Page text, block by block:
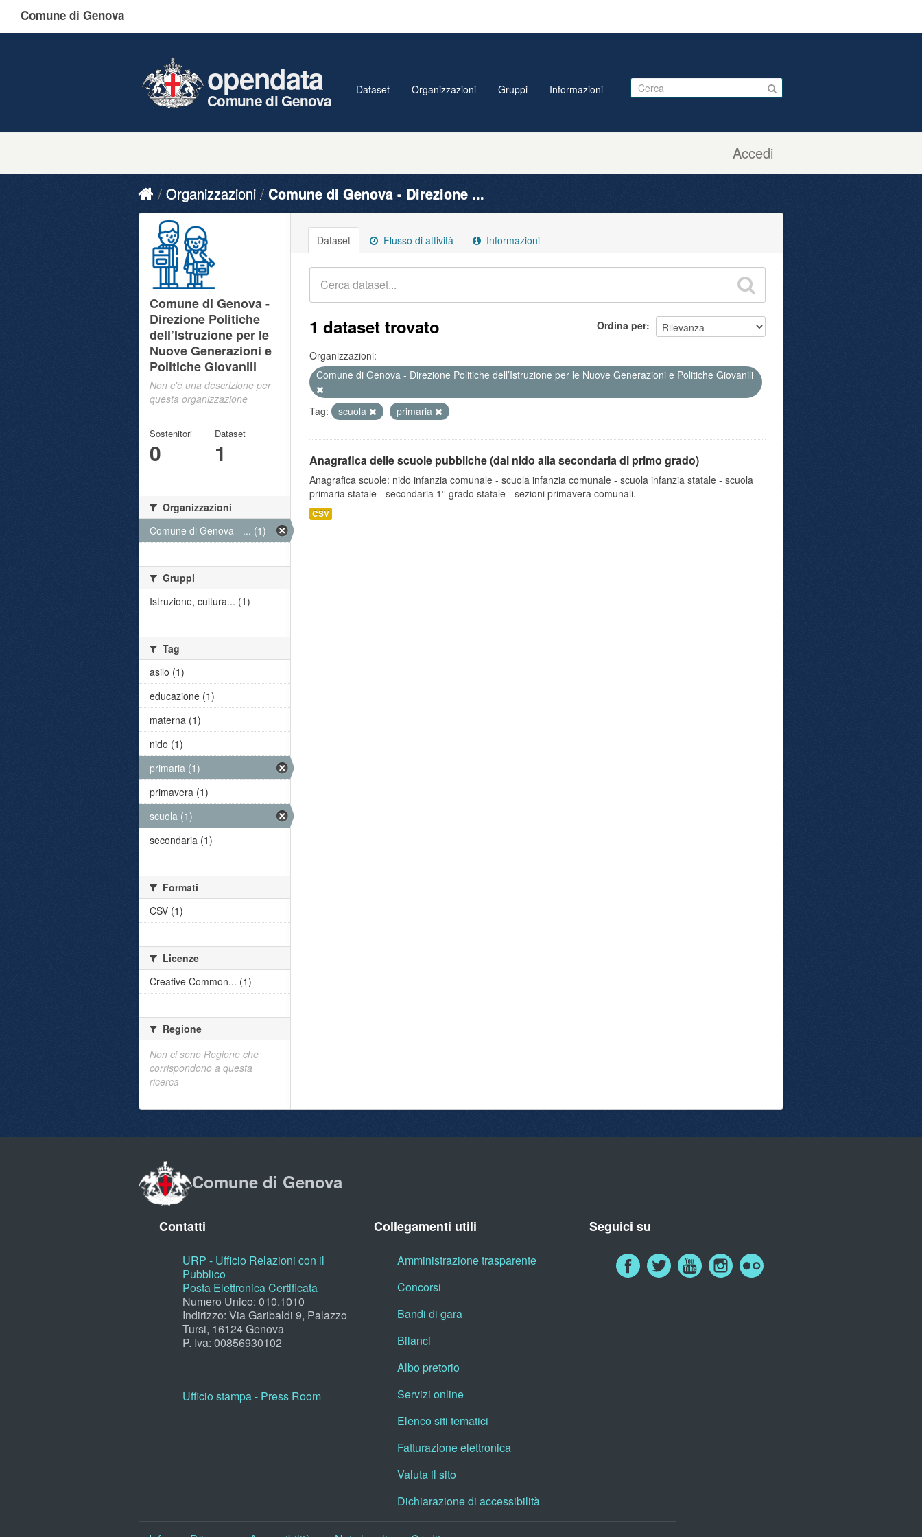
Comune di Genova
Accedi
opendata
Comune di Genova
Dataset Organizzazioni Gruppi Informazioni
Organizzazioni Comune di Genova - Direzione ...
Dataset Flusso di attività Informazioni
Ordina per
1 dataset trovato
Organizzazioni:
Comune di Genova - Direzione Politiche dell’Istruzione per le Nuove Generazioni e Politiche Giovanili
Tag: scuola primaria
Anagrafica delle scuole pubbliche (dal nido alla secondaria di primo grado)
Anagrafica scuole: nido infanzia comunale - scuola infanzia comunale - scuola infanzia statale - scuola
primaria statale - secondaria 1° grado statale - sezioni primavera comunali.
CSV
Comune di Genova -
Direzione Politiche
dell’Istruzione per le
Nuove Generazioni e
Politiche Giovanili
Non c'è una descrizione per
questa organizzazione
Sostenitori
0
Dataset
1
Organizzazioni
Comune di Genova - ... (1)
Gruppi
Istruzione, cultura... (1)
Tag
asilo (1)
educazione (1)
materna (1)
nido (1)
primaria (1)
primavera (1)
scuola (1)
secondaria (1)
Formati
CSV (1)
Licenze
Creative Common... (1)
Regione
Non ci sono Regione che
corrispondono a questa
ricerca
Comune di Genova
Contatti
URP - Ufficio Relazioni con il
Pubblico
Posta Elettronica Certificata
Numero Unico: 010.1010
Indirizzo: Via Garibaldi 9, Palazzo
Tursi, 16124 Genova
P. Iva: 00856930102
Ufficio stampa - Press Room
Collegamenti utili
Amministrazione trasparente
Concorsi
Bandi di gara
Bilanci
Albo pretorio
Servizi online
Elenco siti tematici
Fatturazione elettronica
Valuta il sito
Dichiarazione di accessibilità
Seguici su